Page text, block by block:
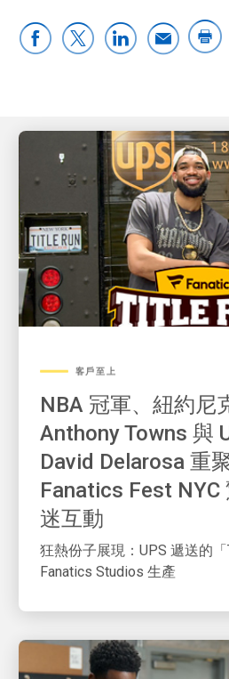
NBA 冠軍、紐約尼
Anthony Towns 與
David Delarosa 重
Fanatics Fest NYC
迷互動
狂熱份子展現：UPS 遞送的
Fanatics Studios 生產